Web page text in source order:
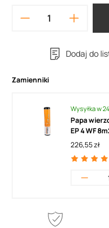
Dodaj do
Zamienniki
Wysyłka w
Papa
EP 4 WF
226,55 zł